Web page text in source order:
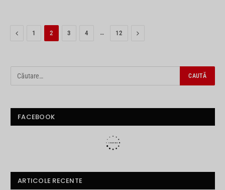
Previous
1 2 3 4 … 12 Next
FACEBOOK
ARTICOLE RECENTE